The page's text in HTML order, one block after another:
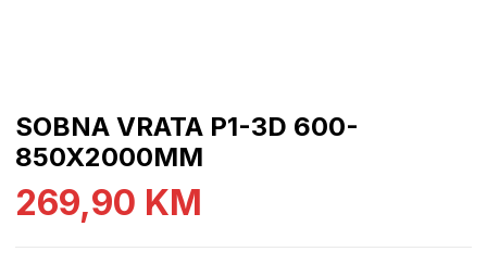
SOBNA VRATA P1-3D 600-
850X2000MM
269,90 KM